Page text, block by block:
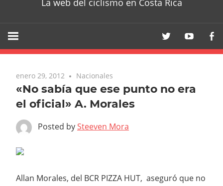
La web del ciclismo en Costa Rica
enero 29, 2012 Nacionales
«No sabía que ese punto no era
el oficial» A. Morales
Posted bySteeven Mora
Allan Morales, del BCR PIZZA HUT, aseguró que no